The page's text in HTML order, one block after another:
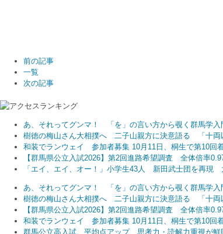
前の記事
一覧
次の記事
あ、それってグンマ！ 「を」の言い方から覗く群馬学入
樹徳の梅山さん大相撲へ 二子山親方に決意語る 「十両
和装でランウェイ 参加者募集 10月11日、桐生で第10回
【群馬県公立入試2026】第2回進路希望調査 全体倍率
「エイ、エイ、オー！」小学生43人 新田武士団を再現
あ、それってグンマ！ 「を」の言い方から覗く群馬学入
樹徳の梅山さん大相撲へ 二子山親方に決意語る 「十両
【群馬県公立入試2026】第2回進路希望調査 全体倍率
和装でランウェイ 参加者募集 10月11日、桐生で第10回
群馬公立高入試、平均点アップ 思考力・読解力重視が